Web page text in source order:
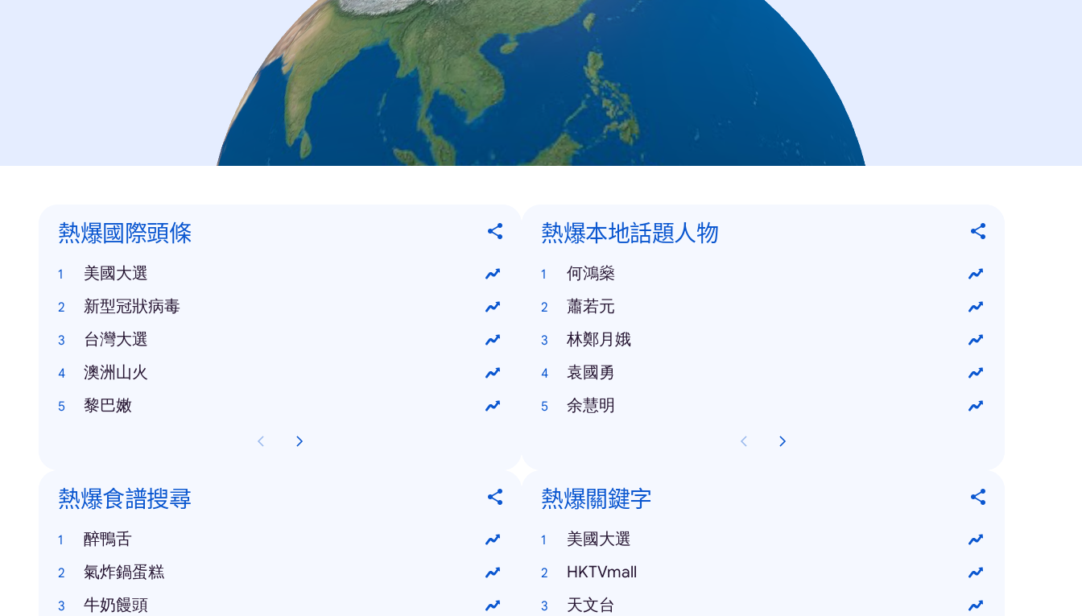
熱爆國際頭條
美國大選
新型冠狀病毒
台灣大選
澳洲山火
黎巴嫩
熱爆本地話題人物
何鴻燊
蕭若元
林鄭月娥
袁國勇
余慧明
熱爆食譜搜尋
醉鴨舌
氣炸鍋蛋糕
牛奶饅頭
熱爆關鍵字
美國大選
HKTVmall
天文台